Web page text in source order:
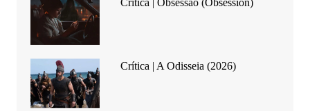
Crítica | A Odisseia (2026)